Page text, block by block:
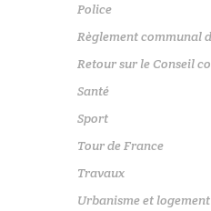
Police
Règlement communal
Retour sur le Conseil
Santé
Sport
Tour de France
Travaux
Urbanisme et logement